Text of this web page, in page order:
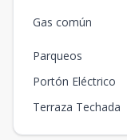
Gas común
Parqueos
Portón Eléctrico
Terraza Techada